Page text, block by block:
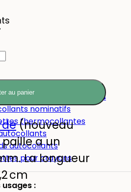
autocollants nominatifs
nominatifs
thermocollantes
autocollants
pour crayons
:
Le
actuel
est :
2,36 €.
au panier
(nouveau
a un
La longueur
cm